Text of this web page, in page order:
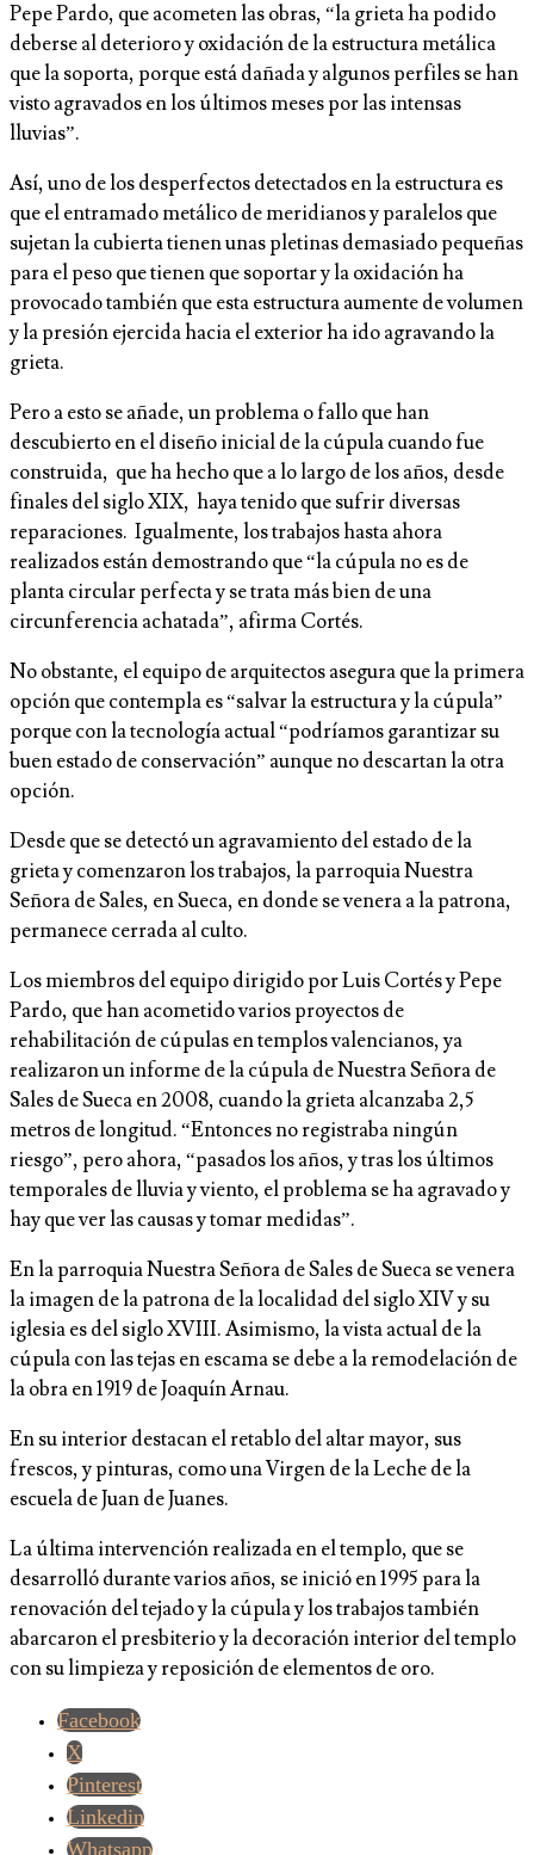
Pepe Pardo, que acometen las obras, “la grieta ha podido
deberse al deterioro y oxidación de la estructura metálica
que la soporta, porque está dañada y algunos perfiles se han
visto agravados en los últimos meses por las intensas
lluvias”.
Así, uno de los desperfectos detectados en la estructura es
que el entramado metálico de meridianos y paralelos que
sujetan la cubierta tienen unas pletinas demasiado pequeñas
para el peso que tienen que soportar y la oxidación ha
provocado también que esta estructura aumente de volumen
y la presión ejercida hacia el exterior ha ido agravando la
grieta.
Pero a esto se añade, un problema o fallo que han
descubierto en el diseño inicial de la cúpula cuando fue
construida, que ha hecho que a lo largo de los años, desde
finales del siglo XIX, haya tenido que sufrir diversas
reparaciones. Igualmente, los trabajos hasta ahora
realizados están demostrando que “la cúpula no es de
planta circular perfecta y se trata más bien de una
circunferencia achatada”, afirma Cortés.
No obstante, el equipo de arquitectos asegura que la primera
opción que contempla es “salvar la estructura y la cúpula”
porque con la tecnología actual “podríamos garantizar su
buen estado de conservación” aunque no descartan la otra
opción.
Desde que se detectó un agravamiento del estado de la
grieta y comenzaron los trabajos, la parroquia Nuestra
Señora de Sales, en Sueca, en donde se venera a la patrona,
permanece cerrada al culto.
Los miembros del equipo dirigido por Luis Cortés y Pepe
Pardo, que han acometido varios proyectos de
rehabilitación de cúpulas en templos valencianos, ya
realizaron un informe de la cúpula de Nuestra Señora de
Sales de Sueca en 2008, cuando la grieta alcanzaba 2,5
metros de longitud. “Entonces no registraba ningún
riesgo”, pero ahora, “pasados los años, y tras los últimos
temporales de lluvia y viento, el problema se ha agravado y
hay que ver las causas y tomar medidas”.
En la parroquia Nuestra Señora de Sales de Sueca se venera
la imagen de la patrona de la localidad del siglo XIV y su
iglesia es del siglo XVIII. Asimismo, la vista actual de la
cúpula con las tejas en escama se debe a la remodelación de
la obra en 1919 de Joaquín Arnau.
En su interior destacan el retablo del altar mayor, sus
frescos, y pinturas, como una Virgen de la Leche de la
escuela de Juan de Juanes.
La última intervención realizada en el templo, que se
desarrolló durante varios años, se inició en 1995 para la
renovación del tejado y la cúpula y los trabajos también
abarcaron el presbiterio y la decoración interior del templo
con su limpieza y reposición de elementos de oro.
Facebook
X
Pinterest
Linkedin
Whatsapp